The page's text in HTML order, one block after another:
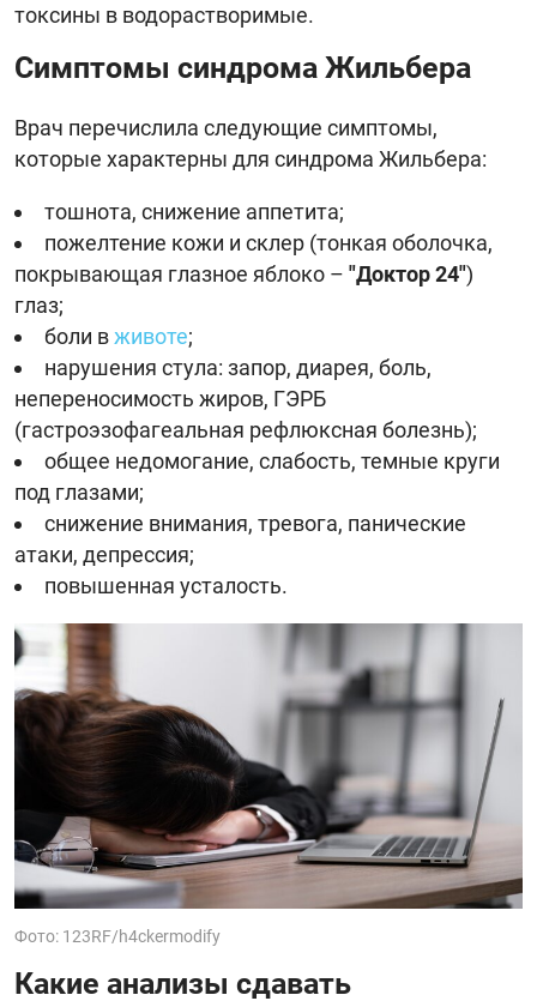
токсины в водорастворимые.
Симптомы синдрома Жильбера
Врач перечислила следующие симптомы,
которые характерны для синдрома Жильбера:
тошнота, снижение аппетита;
пожелтение кожи и склер (тонкая оболочка,
покрывающая глазное яблоко – "Доктор 24")
глаз;
боли вживоте;
нарушения стула: запор, диарея, боль,
непереносимость жиров, ГЭРБ
(гастроэзофагеальная рефлюксная болезнь);
общее недомогание, слабость, темные круги
под глазами;
снижение внимания, тревога, панические
атаки, депрессия;
повышенная усталость.
Фото: 123RF/h4ckermodify
Какие анализы сдавать